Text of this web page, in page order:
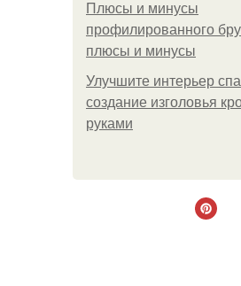
Плюсы и минусы
профилированного
плюсы и минусы
Улучшите интерьер
создание изголовья
руками